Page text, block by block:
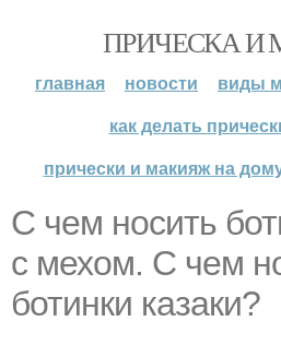
ПРИЧЕСКА И
главная новости
виды
как делать
прически и макияж на
С чем носить
с мехом. С чем
ботинки казаки?